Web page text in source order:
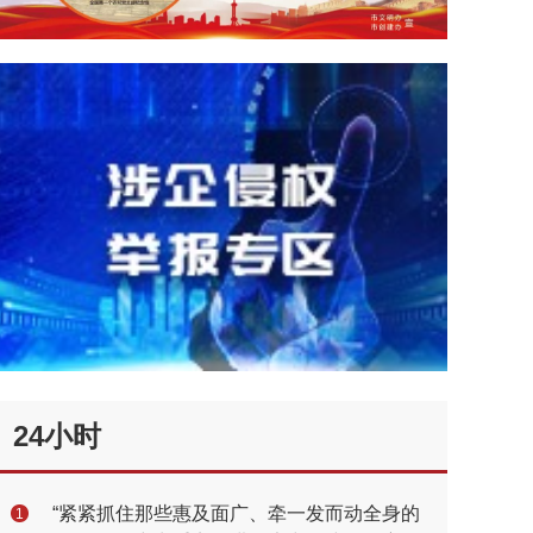
24小时
1
“紧紧抓住那些惠及面广、牵一发而动全身的